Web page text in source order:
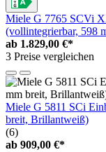
Miele G 7765 SCVi
(vollintegrierbar, 598
ab 1.829,00 €*
3 Preise vergleichen
Miele G 5811 SCi
breit, Brillantweiß)
(6)
ab 909,00 €*